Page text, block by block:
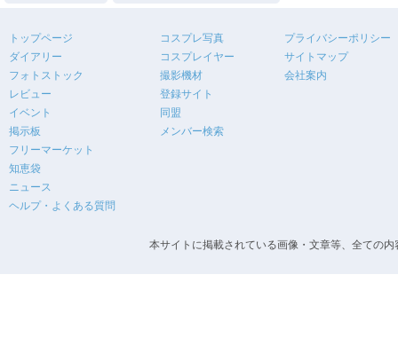
トップページ
ダイアリー
フォトストック
レビュー
イベント
掲示板
フリーマーケット
知恵袋
ニュース
ヘルプ・よくある質問
コスプレ写真
コスプレイヤー
撮影機材
登録サイト
同盟
メンバー検索
プライバシーポリシー
サイトマップ
会社案内
本サイトに掲載されている画像・文章等、全ての